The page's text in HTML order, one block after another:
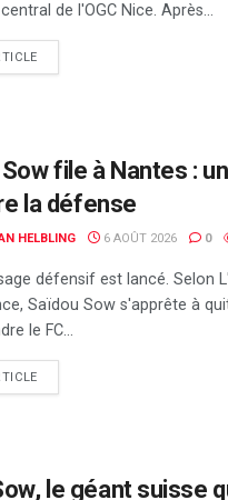
de l'OGC Nice. Après...
DETAILS
file à Nantes :
la défense
HELBLING 6 AOÛT 2026 0
défensif est lancé. Selon
Saïdou Sow s'apprête à
le FC...
DETAILS
le géant suisse